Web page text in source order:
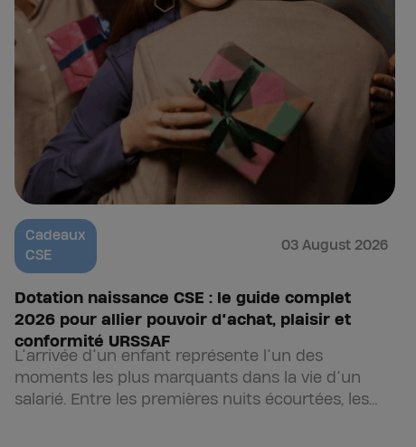
Cadeaux
CSE
03 August 2026
Dotation naissance CSE : le guide complet
2026 pour allier pouvoir d’achat, plaisir et
conformité URSSAF
L’arrivée d’un enfant représente l’un des
moments les plus marquants dans la vie d’un
salarié. Entre les premières nuits écourtées, les